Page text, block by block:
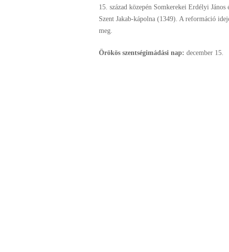
15. század közepén Somkerekei Erdélyi
Szent Jakab-kápolna (1349). A reformáció
meg.
Örökös szentségimádási nap: december 15.